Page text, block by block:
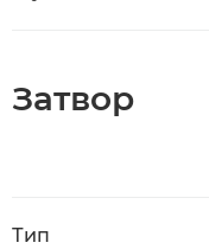
Затвор
Тип